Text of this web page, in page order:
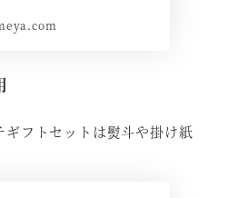
ギフトセットは熨斗や掛け紙